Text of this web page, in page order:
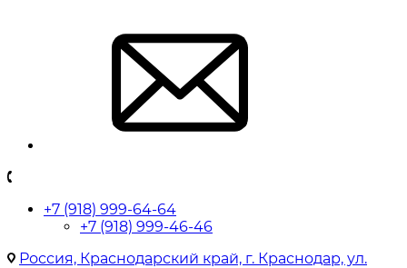
+7 (918) 999-64-64
+7 (918) 999-46-46
Россия, Краснодарский край, г. Краснодар, ул.